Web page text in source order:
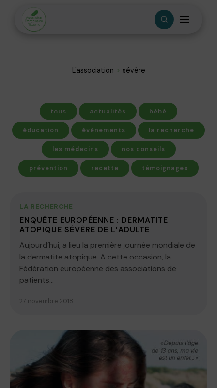
L'association sévère
tous actualités bébé
éducation événements la recherche
les médecins nos conseils
prévention recette témoignages
LA RECHERCHE
ENQUÊTE EUROPÉENNE : DERMATITE
ATOPIQUE SÉVÈRE DE L’ADULTE
Aujourd’hui, a lieu la première journée mondiale de
la dermatite atopique. A cette occasion, la
Fédération européenne des associations de
patients...
27 novembre 2018